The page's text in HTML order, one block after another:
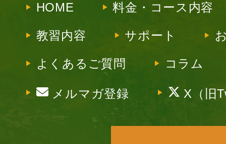
HOME 料金・コース内容
教習内容 サポート
よくあるご質問 コラム
メルマガ登録 X（旧